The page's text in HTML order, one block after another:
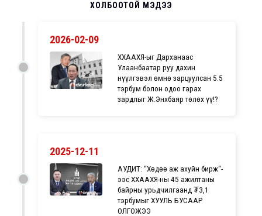
ХОЛБООТОЙ МЭДЭЭ
2026-02-09
ХХААХҮЯ-ыг Дарханаас
Улаанбаатар руу дахин
нүүлгэвэл өмнө зарцуулсан 5.5
тэрбум болон одоо гарах
зардлыг Ж.Энхбаяр төлөх үү!?
2025-12-11
АУДИТ: “Хөдөө аж ахуйн бирж“-
ээс ХХААХҮЯ-ны 45 ажилтаны
байрны урьдчилгаанд ₮3,1
тэрбумыг ХУУЛЬ БУСААР
ОЛГОЖЭЭ